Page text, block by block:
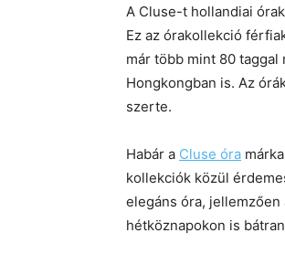
A Cluse-t hollandiai
Ez az órakollekció
már több mint 80 taggal
Hongkongban is. Az
szerte.
Habár a Cluse óra
kollekciók közül
elegáns óra,
hétköznapokon is